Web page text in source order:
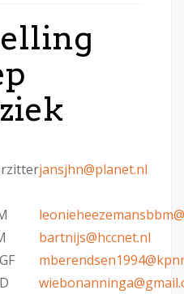
jansjhn@planet.nl
bartnijs@hccnet.nl